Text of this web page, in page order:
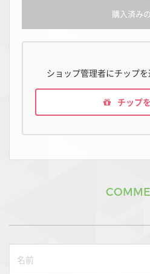
購入済み
ショップ管理者にチップ
チップ